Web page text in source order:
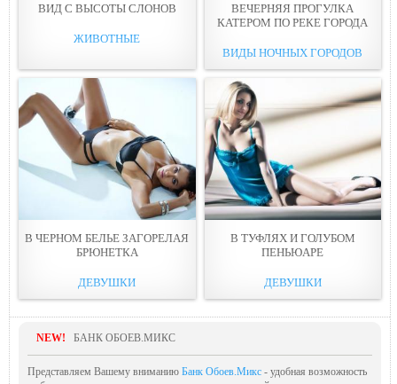
ВИД С ВЫСOТЫ СЛОНОВ
ЖИВОТНЫЕ
ВЕЧЕРНЯЯ ПРОГУЛКА
КАТЕРOМ ПО РЕКЕ ГОРОДА
ВИДЫ НОЧНЫХ ГОРОДОВ
В ЧЕРНОМ БЕЛЬЕ ЗАГОРЕЛАЯ
БРЮНEТКА
ДЕВУШКИ
В ТУФЛЯХ И ГОЛУБОМ
ПЕНЬЮАРE
ДЕВУШКИ
NEW! БАНК ОБОЕВ.МИКС
Представляем Вашему вниманию Банк Обоев.Микс - удобная возможность